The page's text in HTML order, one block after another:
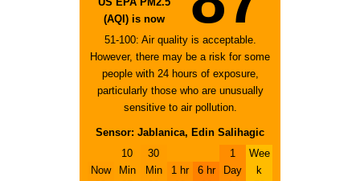
(AQI) is now
51-100: Air quality is acceptable.
However, there may be a risk for some
people with 24 hours of exposure,
particularly those who are unusually
sensitive to air pollution.
Sensor: Jablanica, Edin Salihagic
Now
10
Min
30
Min
1 hr
6 hr
1
Day
Wee
k